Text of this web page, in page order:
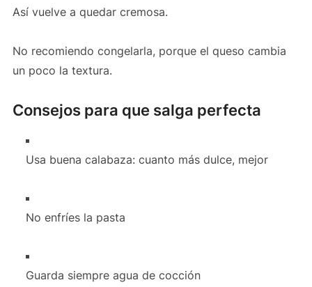
Así vuelve a quedar cremosa.
No recomiendo congelarla, porque el queso cambia
un poco la textura.
Consejos para que salga perfecta
Usa buena calabaza: cuanto más dulce, mejor
No enfríes la pasta
Guarda siempre agua de cocción